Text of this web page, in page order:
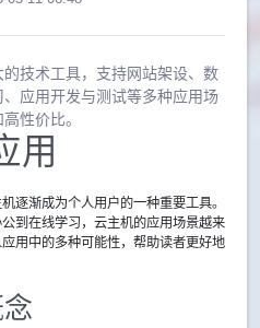
技术工具，支持网站架设、数
应用开发与测试等多种应用场
性价比。
用
逐渐成为个人用户的一种重要工具。
到在线学习，云主机的应用场景越来
用中的多种可能性，帮助读者更好地